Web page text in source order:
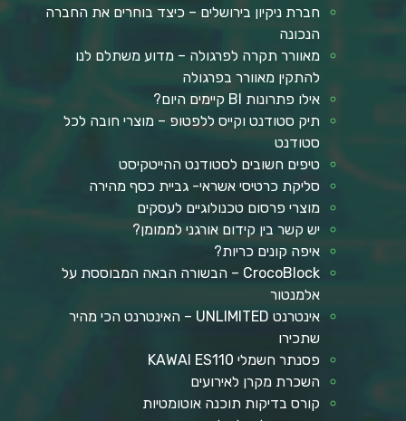
חברת ניקיון בירושלים – כיצד בוחרים את החברה
הנכונה
מאוורר תקרה לפרגולה – מדוע משתלם לנו
להתקין מאוורר בפרגולה
אילו פתרונות BI קיימים היום?
תיק סטודנט וקייס ללפטופ – מוצרי חובה לכל
סטודנט
טיפים חשובים לסטודנט ההייטקיסט
סליקת כרטיסי אשראי- גביית כסף מהירה
מוצרי פרסום טכנולוגיים לעסקים
יש קשר בין קידום אורגני לממומן?
איפה קונים כריות?
CrocoBlock – הבשורה הבאה המבוססת על
אלמנטור
אינטרנט UNLIMITED – האינטרנט הכי מהיר
שתכירו
פסנתר חשמלי KAWAI ES110
השכרת מקרן לאירועים
קורס בדיקות תוכנה אוטומטיות